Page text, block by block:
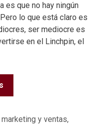
es que no hay ningún
lo que está claro es
ser mediocre es
en el Linchpin, el
marketing y ventas,